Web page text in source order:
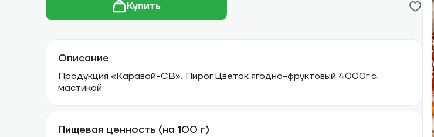
Купить
Описание
Продукция «Каравай-СВ». Пирог Цветок ягодно-фруктовый 4000г с
мастикой
Пищевая ценность (на 100 г)